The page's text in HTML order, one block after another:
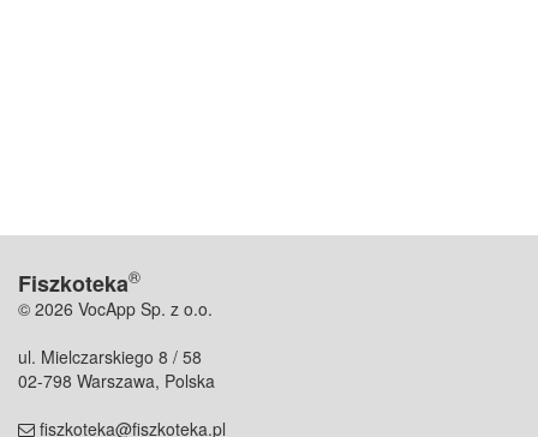
Fiszkoteka®
© 2026 VocApp Sp. z o.o.
ul. Mielczarskiego 8 / 58
02-798 Warszawa, Polska
fiszkoteka@fiszkoteka.pl